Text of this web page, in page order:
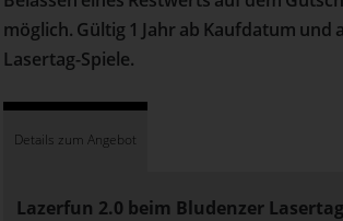
möglich. Gültig 1 Jahr ab Kaufdatum und
Lasertag-Spiele.
Details zum Angebot
Lazerfun 2.0 beim Bludenzer